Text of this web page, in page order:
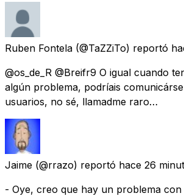
Ruben Fontela (@TaZZiTo) reportó
@os_de_R @Breifr9 O igual cuando
algún problema, podríais
usuarios, no sé, llamadme raro…
Jaime (@rrazo) reportó hace 26
- Oye, creo que hay un problema